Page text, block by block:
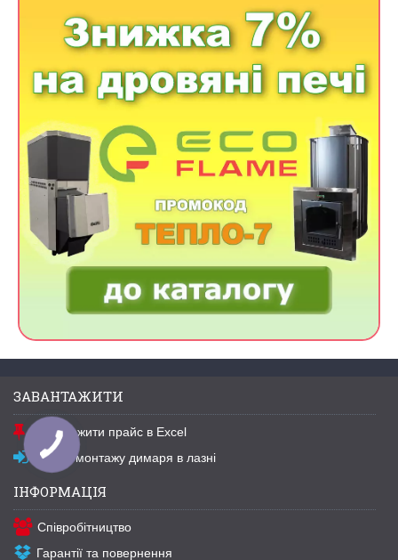
ЗАВАНТАЖИТИ
Завантажити прайс в Excel
Схема монтажу димаря в лазні
ІНФОРМАЦІЯ
Співробітництво
Гарантії та повернення